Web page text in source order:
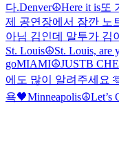
다.Denver☮️Here it is또
제 공연장에서 잠깐 노
아님 김인데 말투가 김
St. Louis☮️St. Louis, are
goMIAMI☮️JUSTB
에도 많이 알려주세요
욕🖤Minneapolis☮️Let’s